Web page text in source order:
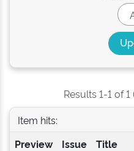
Results 1-1 of
Item hits:
Preview
Issue
Title